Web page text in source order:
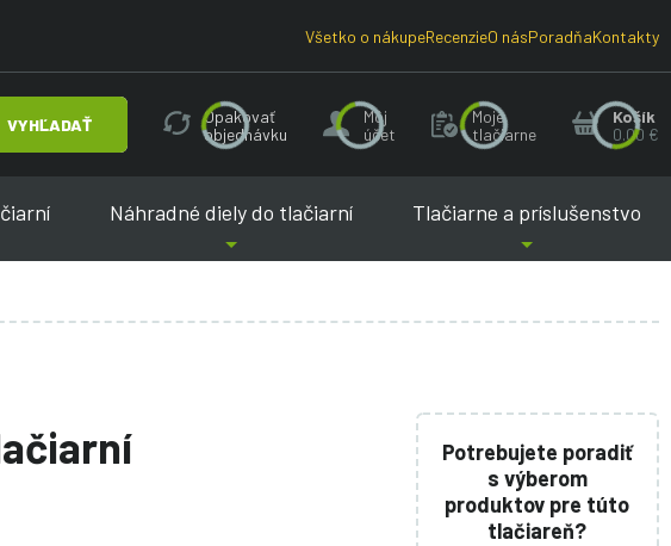
Všetko o nákupeRecenzieO násPoradňaKontakty
VYHĽADAŤ
Opakovať
objednávku
Môj
účet
Moje
tlačiarne
Košík
0.00 €
Náhradné diely do tlačiarní Tlačiarne a príslušenstvo
Potrebujete poradiť
s výberom
produktov pre túto
tlačiareň?